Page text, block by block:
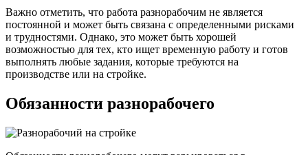
Важно отметить, что работа разнорабочим не является
постоянной и может быть связана с определенными рисками
и трудностями. Однако, это может быть хорошей
возможностью для тех, кто ищет временную работу и готов
выполнять любые задания, которые требуются на
производстве или на стройке.
Обязанности разнорабочего